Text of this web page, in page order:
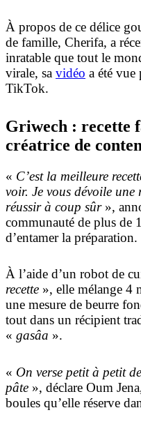
À propos de ce délice
de famille, Cherifa, a
inratable que tout le
virale, sa vidéo a été
TikTok.
Griwech : recette
créatrice de
« C’est la meilleure
voir. Je vous dévoile une
réussir à coup sûr»,
communauté de plus
d’entamer la préparation.
À l’aide d’un robot de
recette », elle mélange 4
une mesure de beurre
tout dans un récipient
« gasâa ».
« On verse petit à petit
pâte », déclare Oum
boules qu’elle réserve